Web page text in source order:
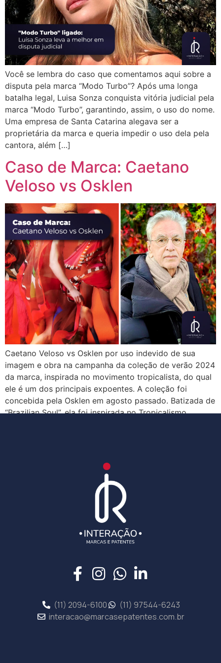
Você se lembra do caso que comentamos aqui sobre a
disputa pela marca “Modo Turbo”? Após uma longa
batalha legal, Luisa Sonza conquista vitória judicial pela
marca “Modo Turbo”, garantindo, assim, o uso do nome.
Uma empresa de Santa Catarina alegava ser a
proprietária da marca e queria impedir o uso dela pela
cantora, além […]
Caso de Marca: Caetano
Veloso vs Osklen
Caetano Veloso vs Osklen por uso indevido de sua
imagem e obra na campanha da coleção de verão 2024
da marca, inspirada no movimento tropicalista, do qual
ele é um dos principais expoentes. A coleção foi
concebida pela Osklen em agosto passado. Batizada de
“Brazilian Soul”, ela foi inspirada no Tropicalismo,
(11) 2094-6100
(11) 97544-6243
interacao@marcasepatentes.com.br